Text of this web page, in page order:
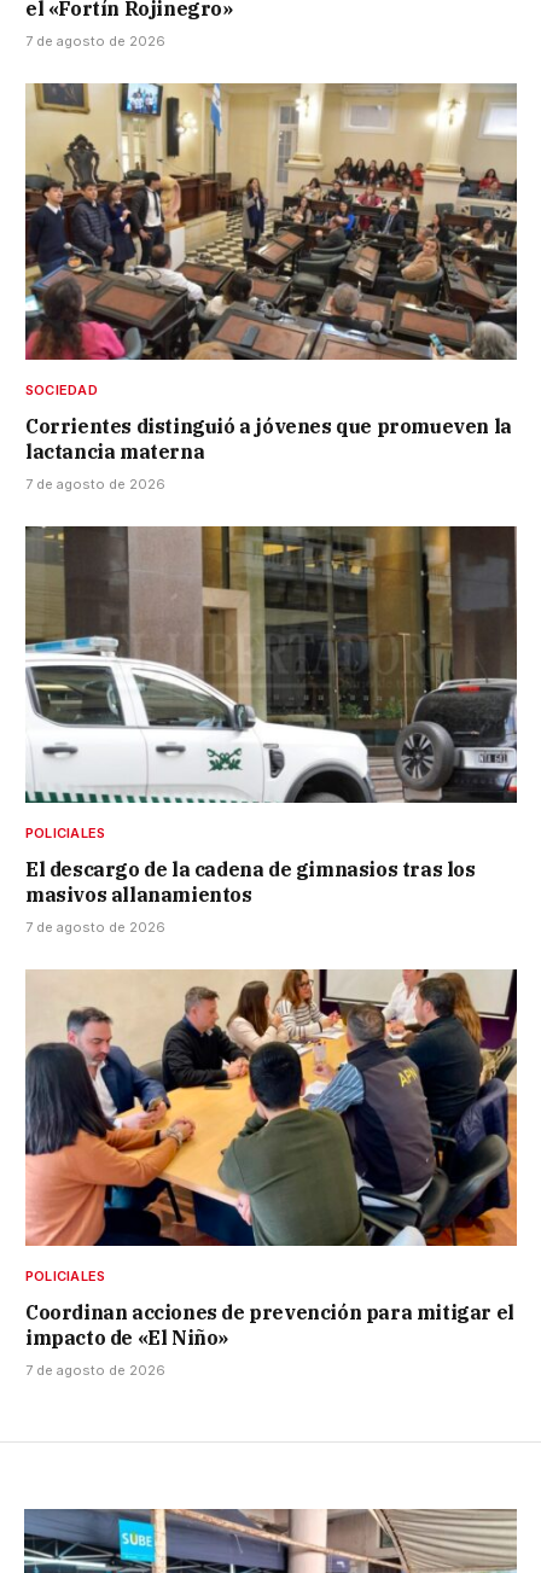
el «Fortín Rojinegro»
7 de agosto de 2026
SOCIEDAD
Corrientes distinguió a jóvenes que promueven la
lactancia materna
7 de agosto de 2026
POLICIALES
El descargo de la cadena de gimnasios tras los
masivos allanamientos
7 de agosto de 2026
POLICIALES
Coordinan acciones de prevención para mitigar el
impacto de «El Niño»
7 de agosto de 2026